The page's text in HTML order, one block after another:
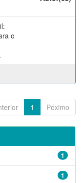
o
-
1 Póximo
1
1